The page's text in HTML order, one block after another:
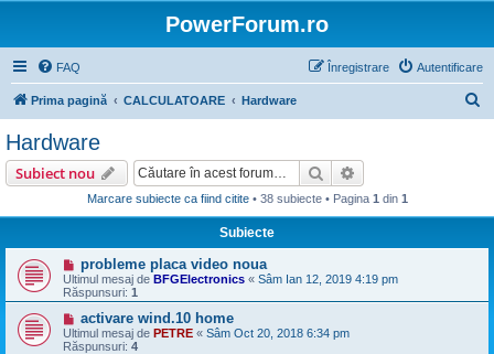
PowerForum.ro
FAQ Autentificare
Înregistrare
Prima pagină CALCULATOARE Hardware
Hardware
Subiect nou Căutare
Marcare subiecte ca fiind citite• 38 subiecte • Pagina 1 din 1
Subiecte
probleme placa video noua
Ultimul mesaj de BFGElectronics « Sâm Ian 12, 2019 4:19 pm
Răspunsuri: 1
activare wind.10 home
Ultimul mesaj de PETRE « Sâm Oct 20, 2018 6:34 pm
Răspunsuri: 4